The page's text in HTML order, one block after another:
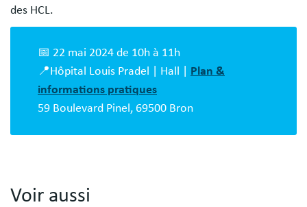
des HCL.
📅 22 mai 2024 de 10h à 11h
📍Hôpital Louis Pradel | Hall | Plan &
informations pratiques
59 Boulevard Pinel, 69500 Bron
Voir aussi